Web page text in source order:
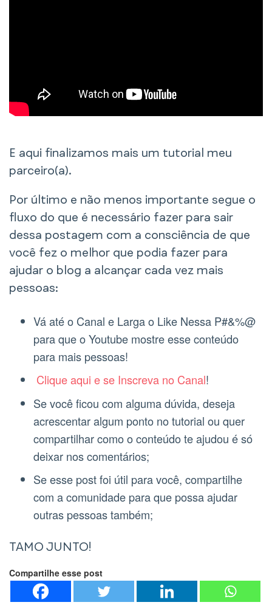
E aqui finalizamos mais um tutorial meu
parceiro(a).
Por último e não menos importante segue o
fluxo do que é necessário fazer para sair
dessa postagem com a consciência de que
você fez o melhor que podia fazer para
ajudar o blog a alcançar cada vez mais
pessoas:
Vá até o Canal e Larga o Like Nessa P#&%@
para que o Youtube mostre esse conteúdo
para mais pessoas!
Clique aqui e se Inscreva no Canal!
Se você ficou com alguma dúvida, deseja
acrescentar algum ponto no tutorial ou quer
compartilhar como o conteúdo te ajudou é só
deixar nos comentários;
Se esse post foi útil para você, compartilhe
com a comunidade para que possa ajudar
outras pessoas também;
TAMO JUNTO!
Compartilhe esse post